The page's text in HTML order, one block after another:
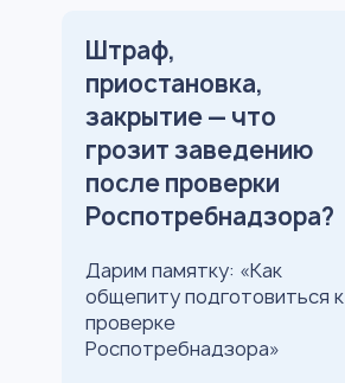
Штраф,
приостановка,
закрытие — что
грозит заведению
после проверки
Роспотребнадзора?
Дарим памятку: «Как
общепиту подготовиться к
проверке
Роспотребнадзора»